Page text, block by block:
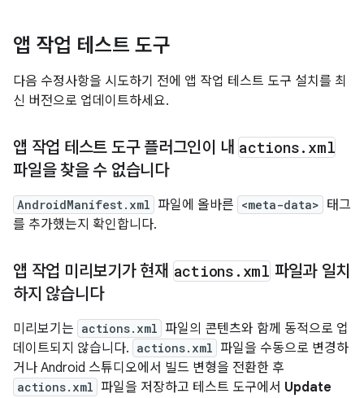
앱 작업 테스트 도구
다음 수정사항을 시도하기 전에 앱 작업 테스트 도구 설치를 최
신 버전으로 업데이트하세요.
앱 작업 테스트 도구 플러그인이 내 actions. xml
파일을 찾을 수 없습니다
AndroidManifest.xml 파일에 올바른 <meta-data> 태그
를 추가했는지 확인합니다.
앱 작업 미리보기가 현재 actions . xml 파일과 일치
하지 않습니다
미리보기는 actions.xml 파일의 콘텐츠와 함께 동적으로 업
데이트되지 않습니다. actions.xml 파일을 수동으로 변경하
거나 Android 스튜디오에서 빌드 변형을 전환한 후
actions.xml 파일을 저장하고 테스트 도구에서 Update